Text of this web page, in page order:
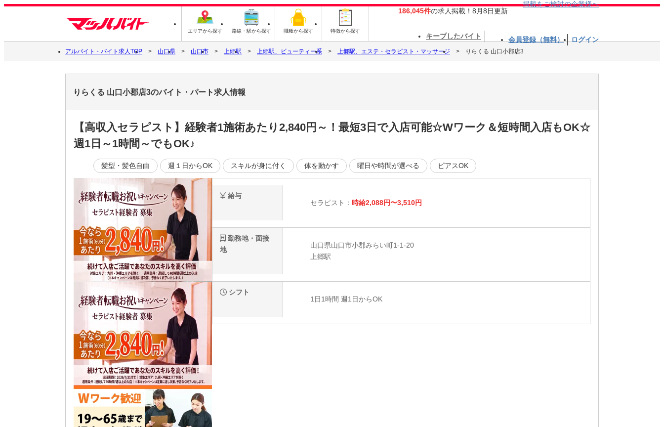
エリアから探す 路線・駅から探す 職種から探す 特徴から探す
186,045件の求人掲載！8月8日更新
掲載をご検討の企業様へ
キープしたバイト 会員登録（無料） ログイン
アルバイト・バイト求人TOP 山口県 山口市 上郷駅 上郷駅、ビューティー系 上郷駅、エステ・セラピスト・マッサージ りらくる 山口小郡店3
りらくる 山口小郡店3のバイト・パート求人情報
【高収入セラピスト】経験者1施術あたり2,840円～！最短3日で入店可能☆Wワーク＆短時間入店もOK☆
週1日～1時間～でもOK♪
髪型・髪色自由 週１日からOK スキルが身に付く 体を動かす 曜日や時間が選べる ピアスOK
給与
セラピスト： 時給2,088円〜3,510円
勤務地・面接
地
山口県山口市小郡みらい町1-1-20
上郷駅
シフト
1日1時間 週1日からOK